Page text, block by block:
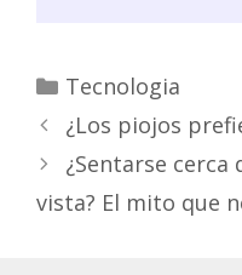
Categorías
Tecnologia
¿Los piojos
¿Sentarse cerca
vista? El mito que